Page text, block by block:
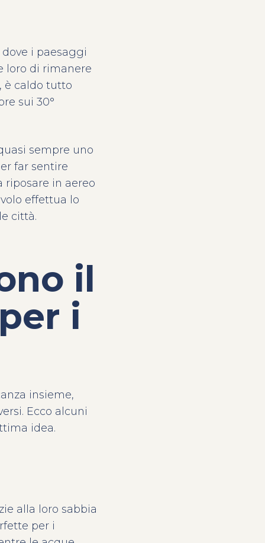
i paesaggi
loro di rimanere
è caldo tutto
sui 30°
sempre uno
far sentire
riposare in aereo
effettua lo
città.
il
i
insieme,
Ecco alcuni
idea.
alla loro sabbia
per i